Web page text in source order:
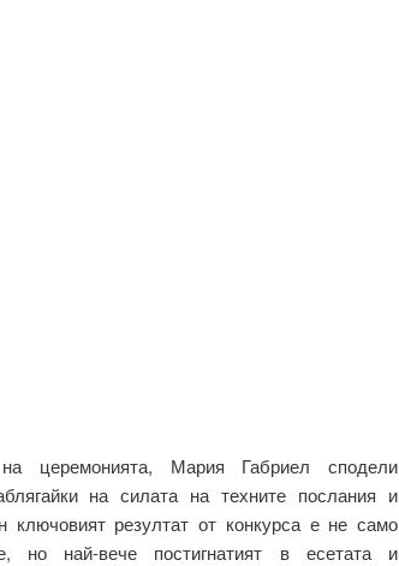
церемонията, Мария Габриел сподели
на силата на техните послания и
ключовият резултат от конкурса е не само
но най-вече постигнатият в есетата и